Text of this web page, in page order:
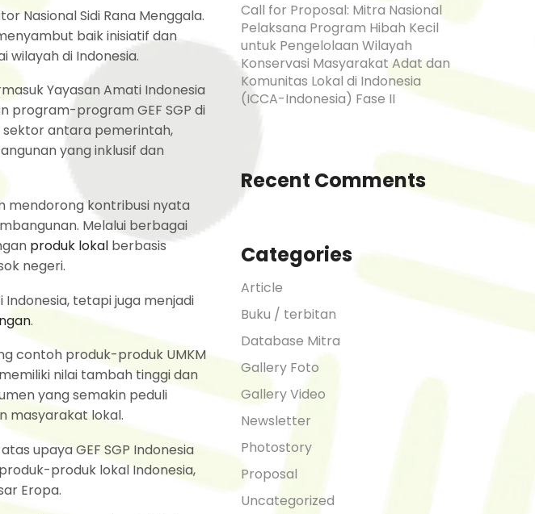
Nasional Sidi Rana Menggala.
baik inisiatif dan
wilayah di Indonesia.
Yayasan Amati Indonesia
program-program GEF SGP di
sektor antara pemerintah,
yang inklusif dan
mendorong kontribusi nyata
Melalui berbagai
produk lokal berbasis
negeri.
tetapi juga menjadi
.
contoh produk-produk UMKM
nilai tambah tinggi dan
yang semakin peduli
masyarakat lokal.
upaya GEF SGP Indonesia
produk lokal Indonesia,
Eropa.
Call for Proposal: Mitra Nasional
Pelaksana Program Hibah Kecil
untuk Pengelolaan Wilayah
Konservasi Masyarakat Adat dan
Komunitas Lokal di Indonesia
(ICCA-Indonesia) Fase II
Recent Comments
Categories
Article
Buku / terbitan
Database Mitra
Gallery Foto
Gallery Video
Newsletter
Photostory
Proposal
Uncategorized